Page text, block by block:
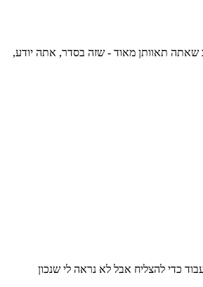
שאתה מכור. אני חושב שאתה תאוותן מאוד - שזה בסדר, אתה יודע,
כדי להצליח אבל לא נראה לי שנכון